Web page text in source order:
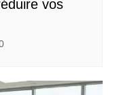
vos